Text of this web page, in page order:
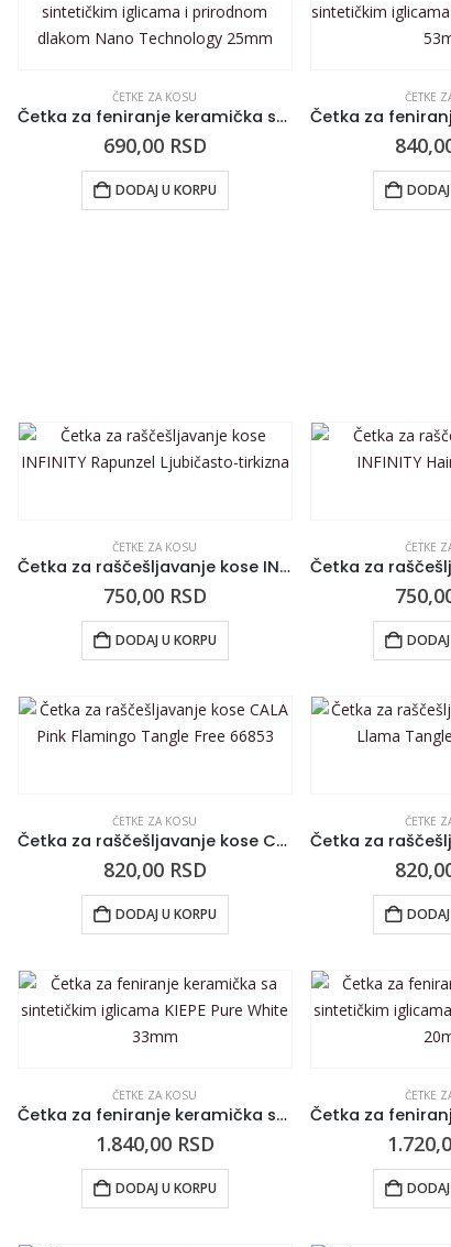
ČETKE ZA KOSU
Četka za feniranje keramička sa sintetičkim iglicama i prirodnom dlakom Nano Technology 25mm
690,00 RSD
DODAJ U KORPU
ČETKE
ČETKE ZA KOSU
Četka za raščešljavanje kose INFINITY Rapunzel Ljubičasto-tirkizna
750,00 RSD
DODAJ U KORPU
ČETKE
ČETKE ZA KOSU
Četka za raščešljavanje kose CALA Pink Flamingo Tangle Free 66853
820,00 RSD
DODAJ U KORPU
ČETKE
ČETKE ZA KOSU
Četka za feniranje keramička sa sintetičkim iglicama KIEPE Pure White 33mm
1.840,00 RSD
DODAJ U KORPU
ČETKE